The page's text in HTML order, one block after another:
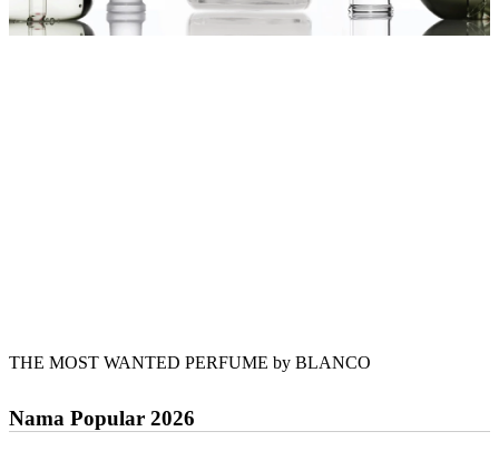
THE MOST WANTED PERFUME by BLANCO
Nama Popular 2026